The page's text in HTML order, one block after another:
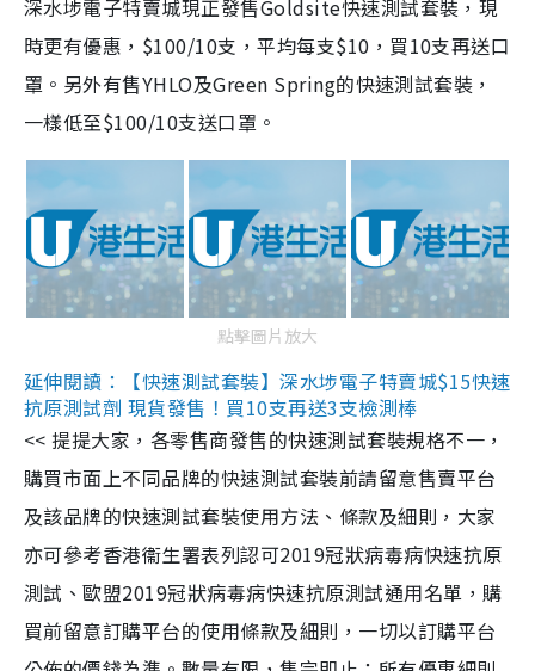
深水埗電子特賣城現正發售Goldsite快速測試套裝，現
時更有優惠，$100/10支，平均每支$10，買10支再送口
罩。另外有售YHLO及Green Spring的快速測試套裝，
一樣低至$100/10支送口罩。
點擊圖片放大
延伸閱讀：【快速測試套裝】深水埗電子特賣城$15快速
抗原測試劑 現貨發售！買10支再送3支檢測棒
<< 提提大家，各零售商發售的快速測試套裝規格不一，
購買市面上不同品牌的快速測試套裝前請留意售賣平台
及該品牌的快速測試套裝使用方法、條款及細則，大家
亦可參考香港衞生署表列認可2019冠狀病毒病快速抗原
測試、歐盟2019冠狀病毒病快速抗原測試通用名單，購
買前留意訂購平台的使用條款及細則，一切以訂購平台